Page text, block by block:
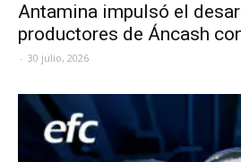
Antamina impulsó el
productores de Áncash
- 30 julio, 2026